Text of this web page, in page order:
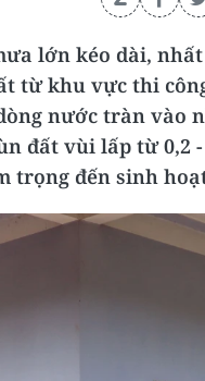
lớn kéo dài, nhất
từ khu vực thi
nước tràn vào
đất vùi lấp từ 0,2
trọng đến sinh